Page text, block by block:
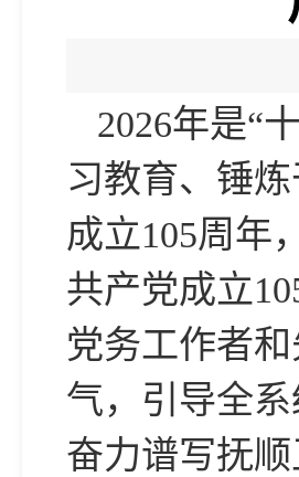
2026年是“
习教育、锤
成立105周年
共产党成立
党务工作者
气，引导全
奋力谱写抚